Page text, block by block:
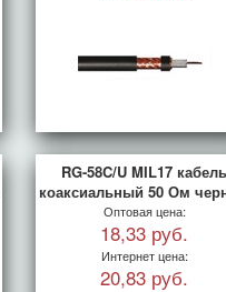
RG-58C/U MIL17 кабель
коаксиальный 50 Ом
Оптовая цена:
18,33 руб.
Интернет цена:
20,83 руб.